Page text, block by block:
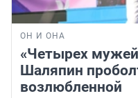
ОН И ОНА
«Четырех
Шаляпин
возлюбленной